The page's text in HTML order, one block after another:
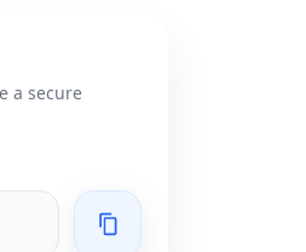
a secure